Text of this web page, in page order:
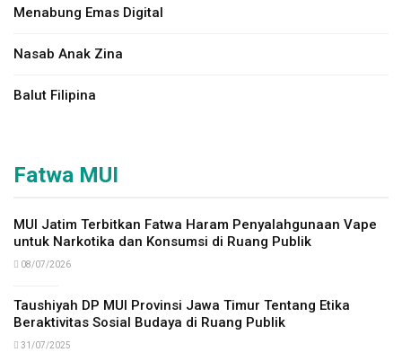
Menabung Emas Digital
Nasab Anak Zina
Balut Filipina
Fatwa MUI
MUI Jatim Terbitkan Fatwa Haram Penyalahgunaan Vape
untuk Narkotika dan Konsumsi di Ruang Publik
08/07/2026
Taushiyah DP MUI Provinsi Jawa Timur Tentang Etika
Beraktivitas Sosial Budaya di Ruang Publik
31/07/2025